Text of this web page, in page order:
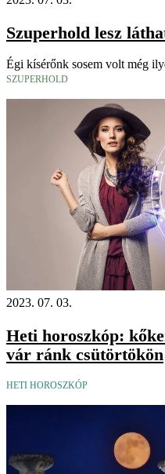
Szuperhold lesz
Égi kísérőnk sosem volt még
SZUPERHOLD
2023. 07. 03.
Heti horoszkóp:
vár ránk csütörtökön
HETI HOROSZKÓP